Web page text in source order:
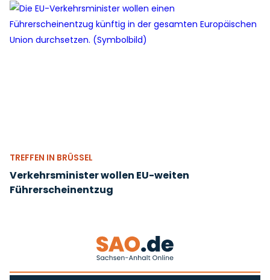
TREFFEN IN BRÜSSEL
Verkehrsminister wollen EU-weiten
Führerscheinentzug